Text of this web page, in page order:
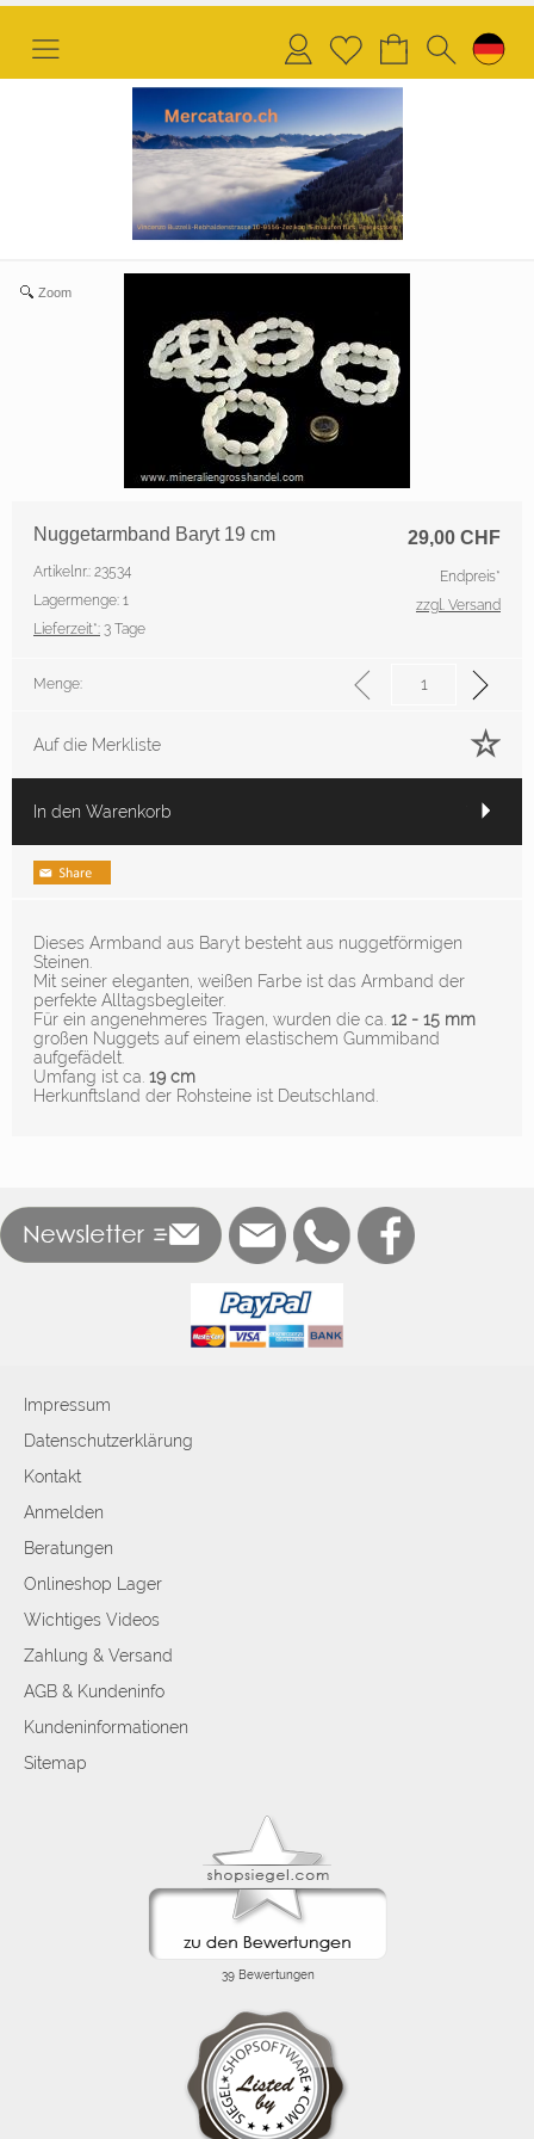
AnmeldenMerkliste
Zoom
29,00 CHF
Nuggetarmband Baryt 19 cm
Artikelnr.: 23534
Lagermenge: 1
Lieferzeit*: 3 Tage
Endpreis*
zzgl. Versand
Menge:
Auf die Merkliste
In den Warenkorb
Dieses Armband aus Baryt besteht aus nuggetförmigen
Steinen.
Mit seiner eleganten, weißen Farbe ist das Armband der
perfekte Alltagsbegleiter.
Für ein angenehmeres Tragen, wurden die ca. 12 - 15 mm
großen Nuggets auf einem elastischem Gummiband
aufgefädelt.
Umfang ist ca. 19 cm
Herkunftsland der Rohsteine ist Deutschland.
Impressum
Datenschutzerklärung
Kontakt
Anmelden
Beratungen
Onlineshop Lager
Wichtiges Videos
Zahlung & Versand
AGB & Kundeninfo
Kundeninformationen
Sitemap